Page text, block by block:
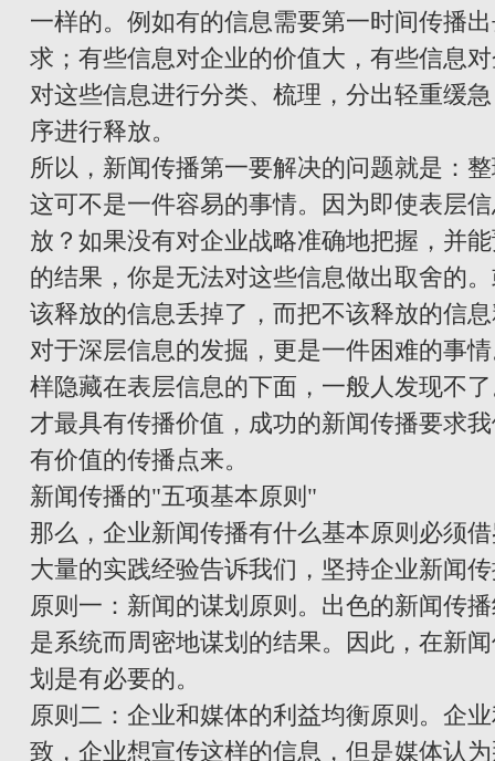
一样的。例如有的信息需要第一时间传播
求；有些信息对企业的价值大，有些信息
对这些信息进行分类、梳理，分出轻重缓
序进行释放。
所以，新闻传播第一要解决的问题就是：
这可不是一件容易的事情。因为即使表层
放？如果没有对企业战略准确地把握，并
的结果，你是无法对这些信息做出取舍的
该释放的信息丢掉了，而把不该释放的信
对于深层信息的发掘，更是一件困难的事
样隐藏在表层信息的下面，一般人发现不
才最具有传播价值，成功的新闻传播要求
有价值的传播点来。
新闻传播的"五项基本原则"
那么，企业新闻传播有什么基本原则必须
大量的实践经验告诉我们，坚持企业新闻
原则一：新闻的谋划原则。出色的新闻传
是系统而周密地谋划的结果。因此，在新
划是有必要的。
原则二：企业和媒体的利益均衡原则。企
致，企业想宣传这样的信息，但是媒体认